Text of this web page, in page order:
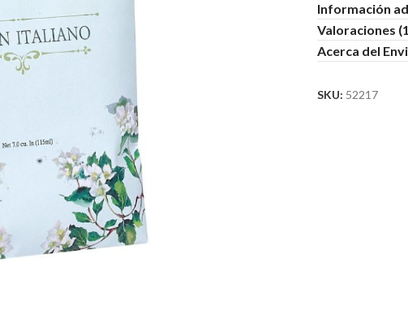
Información
Valoraciones
Acerca del
SKU: 52217